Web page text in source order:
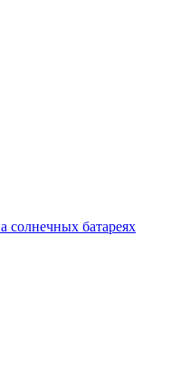
солнечных батареях